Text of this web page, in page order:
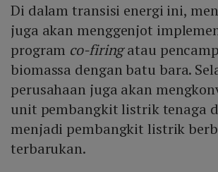
Di dalam transisi energi ini,
juga akan menggenjot
program co-firingatau
biomassa dengan batu bara.
perusahaan juga akan
unit pembangkit listrik tenaga
menjadi pembangkit listrik
terbarukan.